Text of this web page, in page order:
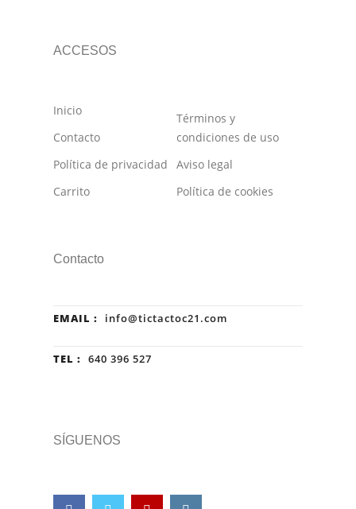
ACCESOS
Inicio
Contacto
Política de privacidad
Carrito
Términos y
condiciones de uso
Aviso legal
Política de cookies
Contacto
EMAIL : info@tictactoc21.com
TEL : 640 396 527
SÍGUENOS